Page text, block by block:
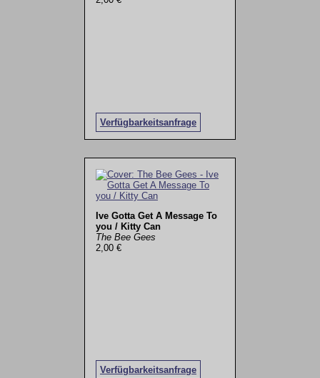
Verfügbarkeitsanfrage
Ive Gotta Get A Message To
you / Kitty Can
The Bee Gees
2,00 €
Verfügbarkeitsanfrage